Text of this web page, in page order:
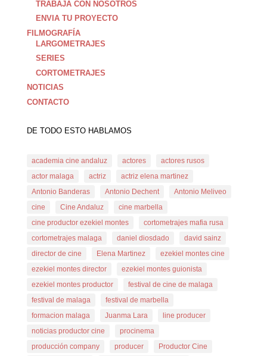
TRABAJA CON NOSOTROS
ENVIA TU PROYECTO
FILMOGRAFÍA
LARGOMETRAJES
SERIES
CORTOMETRAJES
NOTICIAS
CONTACTO
DE TODO ESTO HABLAMOS
academia cine andaluz actores
actores rusos
actor malaga
actriz
actriz elena martinez
Antonio Banderas
Antonio Dechent
Antonio Meliveo
cine
Cine Andaluz
cine marbella
cine productor ezekiel montes
cortometrajes mafia rusa
cortometrajes malaga
daniel diosdado
david sainz
director de cine
Elena Martinez
ezekiel montes cine
ezekiel montes director
ezekiel montes guionista
ezekiel montes productor
festival de cine de malaga
festival de malaga
festival de marbella
formacion malaga
Juanma Lara
line producer
noticias productor cine
procinema
producción company
producer
Productor Cine